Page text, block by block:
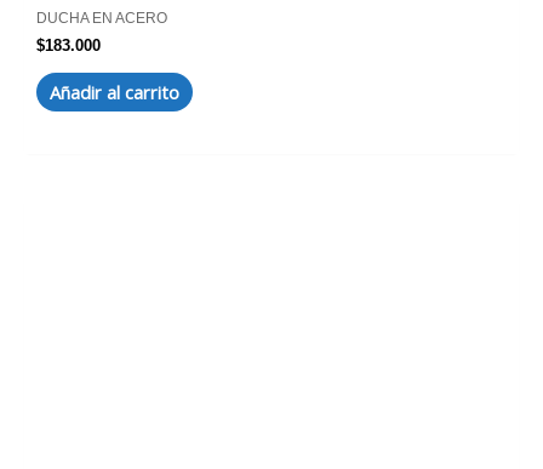
DUCHA EN ACERO
$183.000
Añadir al carrito